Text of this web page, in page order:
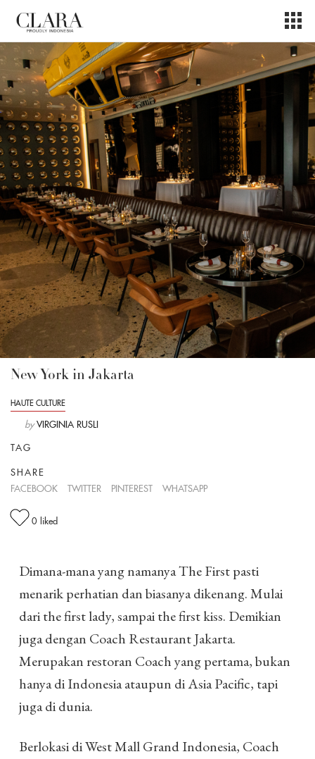
New York in Jakarta
HAUTE CULTURE
by VIRGINIA RUSLI
TAG
SHARE
FACEBOOK
TWITTER PINTEREST WHATSAPP
0 liked
Dimana-mana yang namanya The First pasti
menarik perhatian dan biasanya dikenang. Mulai
dari the first lady, sampai the first kiss. Demikian
juga dengan Coach Restaurant Jakarta.
Merupakan restoran Coach yang pertama, bukan
hanya di Indonesia ataupun di Asia Pacific, tapi
juga di dunia.
Berlokasi di West Mall Grand Indonesia, Coach